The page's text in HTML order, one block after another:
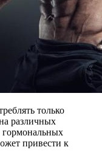
только
различных
гормональных
привести к